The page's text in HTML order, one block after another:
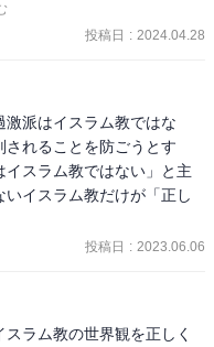
投稿日 : 2024.04.28
派はイスラム教ではな
れることを防ごうとす
スラム教ではない」と主
イスラム教だけが「正し
投稿日 : 2023.06.06
ラム教の世界観を正しく